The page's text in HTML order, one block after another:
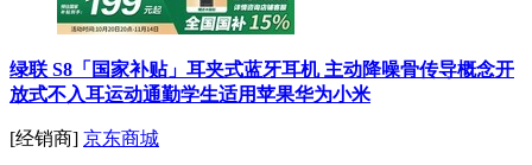
绿联 S8「国家补贴」耳夹式蓝牙耳机 主动降噪骨传导概念开
放式不入耳运动通勤学生适用苹果华为小米
[经销商] 京东商城